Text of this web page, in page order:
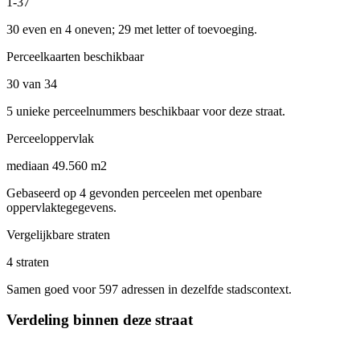
30 even en 4 oneven; 29 met letter of toevoeging.
Perceelkaarten beschikbaar
30 van 34
5 unieke perceelnummers beschikbaar voor deze straat.
Perceeloppervlak
mediaan 49.560 m2
Gebaseerd op 4 gevonden perceelen met openbare
oppervlaktegegevens.
Vergelijkbare straten
4 straten
Samen goed voor 597 adressen in dezelfde stadscontext.
Verdeling binnen deze straat